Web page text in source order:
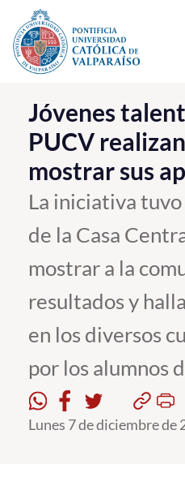
Click acá para ir directamente al
La Universidad
Investigación, Creación e
PUCV Internacional
Vinculación con el Medio
Estudiantes
Jóvenes
PUCV
mostrar sus
La iniciativa
de la Casa
mostrar a la
resultados y
en los diversos
por los alumnos
Lunes 7 de diciembre de